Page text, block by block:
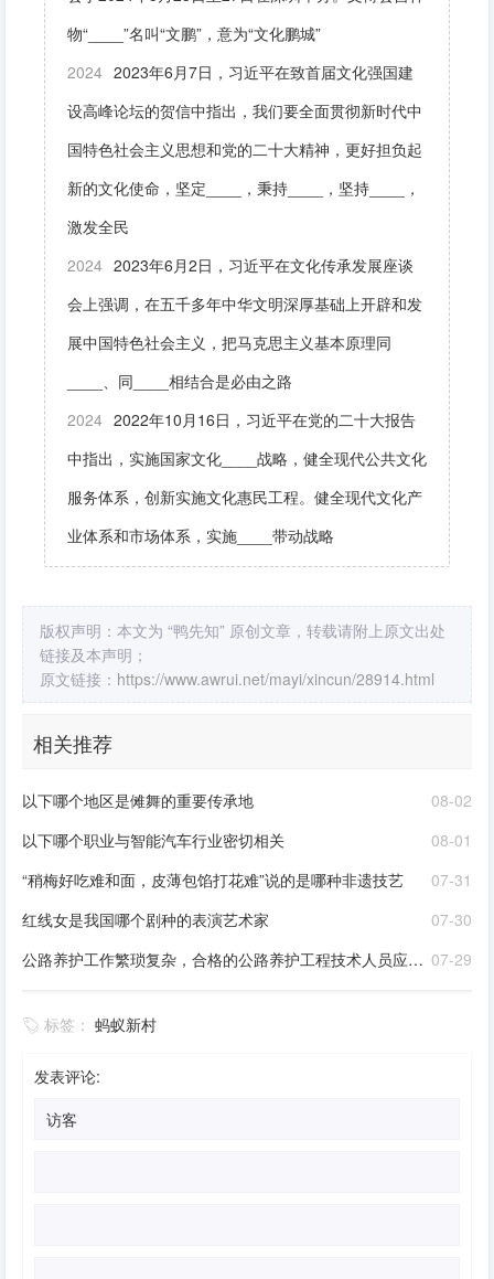
物“____”名叫“文鹏”，意为“文化鹏城”
2024 2023年6月7日，习近平在致首届文化强国建
设高峰论坛的贺信中指出，我们要全面贯彻新时代中
国特色社会主义思想和党的二十大精神，更好担负起
新的文化使命，坚定____，秉持____，坚持____，
激发全民
2024 2023年6月2日，习近平在文化传承发展座谈
会上强调，在五千多年中华文明深厚基础上开辟和发
展中国特色社会主义，把马克思主义基本原理同
____、同____相结合是必由之路
2024 2022年10月16日，习近平在党的二十大报告
中指出，实施国家文化____战略，健全现代公共文化
服务体系，创新实施文化惠民工程。健全现代文化产
业体系和市场体系，实施____带动战略
版权声明：本文为 “鸭先知” 原创文章，转载请附上原文出处
链接及本声明；
原文链接： https://www.awrui.net/mayi/xincun/28914.html
相关推荐
08-02
以下哪个地区是傩舞的重要传承地
08-01
以下哪个职业与智能汽车行业密切相关
07-31
“稍梅好吃难和面，皮薄包馅打花难”说的是哪种非遗技艺
07-30
红线女是我国哪个剧种的表演艺术家
07-29
公路养护工作繁琐复杂，合格的公路养护工程技术人员应该是
标签： 蚂蚁新村
发表评论: